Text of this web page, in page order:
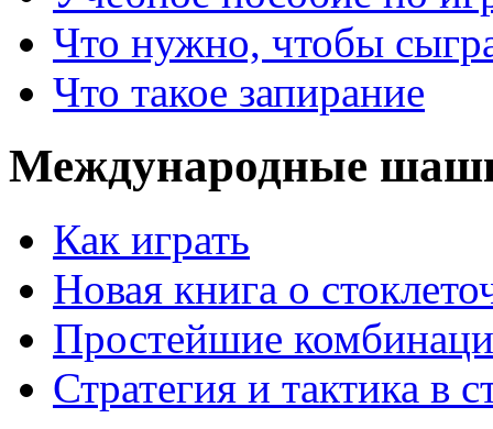
Что нужно, чтобы
Что такое запирание
Международные
Как играть
Новая книга о
Простейшие
Стратегия и тактика в